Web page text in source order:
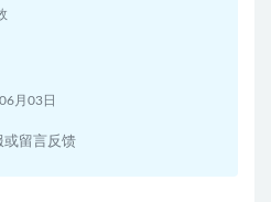
月03日
或留言反馈